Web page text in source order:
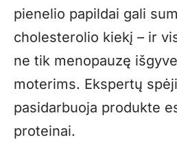
pienelio papildai gali
cholesterolio kiekį – ir
ne tik menopauzę
moterims. Ekspertų
pasidarbuoja produkte
proteinai.